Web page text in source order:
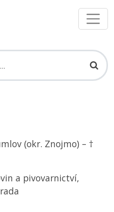
(okr. Znojmo) – †
a pivovarnictví,